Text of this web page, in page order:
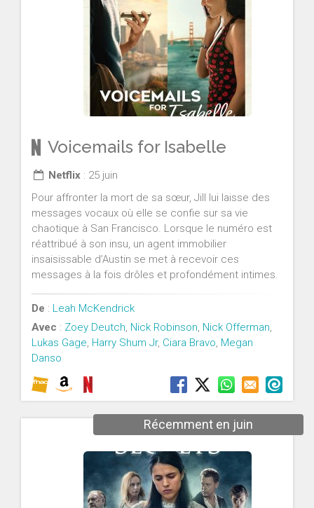
Voicemails for Isabelle
Netflix : 25 juin
Pour affronter la mort de sa sœur, Jill lui laisse des
messages vocaux où elle se confie sur sa vie
chaotique à San Francisco. Lorsque le numéro est
réattribué à son insu, un agent immobilier
insaisissable d’Austin se met à recevoir ces
messages à la fois drôles et profondément intimes.
De : Leah McKendrick
Avec : Zoey Deutch, Nick Robinson, Nick Offerman,
Lukas Gage, Harry Shum Jr, Ciara Bravo, Megan
Danso
Récemment en juin